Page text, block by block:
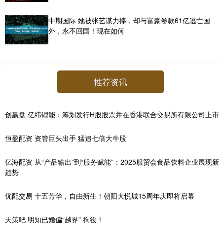
中期国际 她被张艺谋力捧，却与富豪卷款61亿逃亡国
外，永不回国！现在如何
推荐资讯
创赢盘 亿纬锂能：筹划发行H股股票并在香港联合交易所有限公司上市
恒盈配资 资管巨头出手 猛追七倍大牛股
亿海配资 从“产品输出”到“服务赋能”：2025服贸会食品饮料企业展现新
趋势
优配交易 十五芳华，自由新生！朝阳大悦城15周年庆即将启幕
天策吧 明知已婚偏“越界” 拘役！